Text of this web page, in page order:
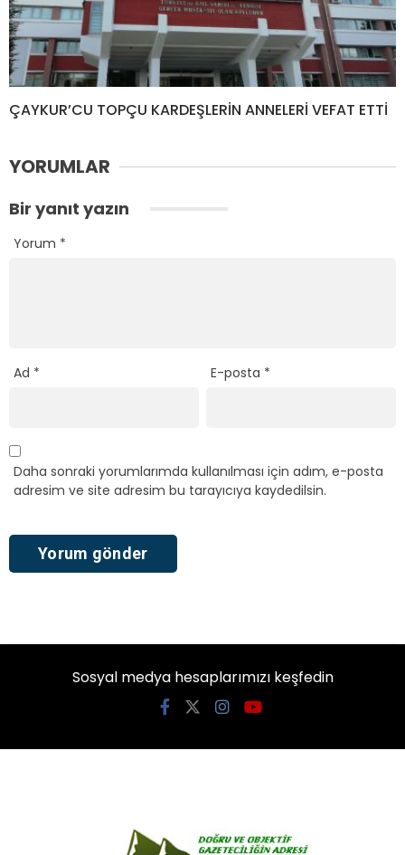
ÇAYKUR’CU TOPÇU KARDEŞLERİN ANNELERİ VEFAT ETTİ
YORUMLAR
Bir yanıt yazın
Yorum *
Ad * E-posta *
Daha sonraki yorumlarımda kullanılması için adım, e-posta
adresim ve site adresim bu tarayıcıya kaydedilsin.
Sosyal medya hesaplarımızı keşfedin